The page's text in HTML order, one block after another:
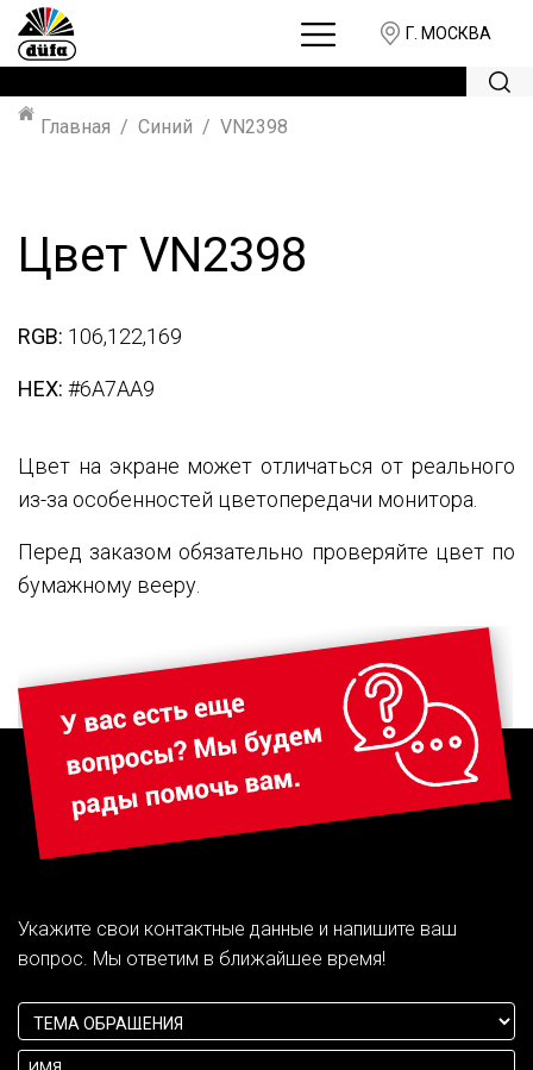
Г. МОСКВА
Главная Синий VN2398
Цвет VN2398
RGB: 106,122,169
HEX: #6A7AA9
Цвет на экране может отличаться от реального
из-за особенностей цветопередачи монитора.
Перед заказом обязательно проверяйте цвет по
бумажному вееру.
Укажите свои контактные данные и напишите ваш
вопрос. Мы ответим в ближайшее время!